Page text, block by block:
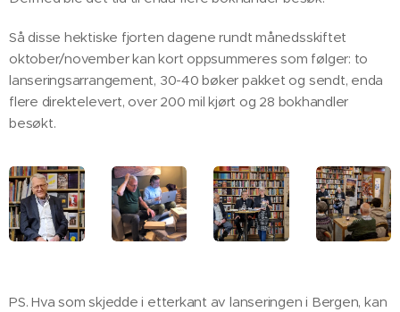
Så disse hektiske fjorten dagene rundt månedsskiftet
oktober/november kan kort oppsummeres som følger: to
lanseringsarrangement, 30-40 bøker pakket og sendt, enda
flere direktelevert, over 200 mil kjørt og 28 bokhandler
besøkt.
PS. Hva som skjedde i etterkant av lanseringen i Bergen, kan